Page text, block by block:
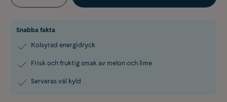
Snabba fakta
Kolsyrad energidryck
Frisk och fruktig smak av melon och lime
Serveras väl kyld